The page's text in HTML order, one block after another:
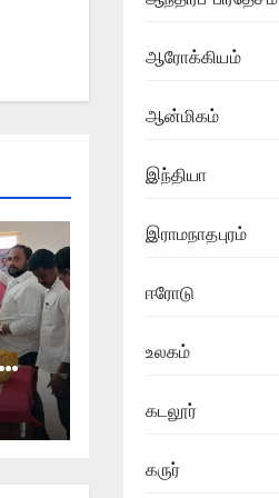
ஆரோக்கியம்
ஆன்மிகம்
இந்தியா
இராமநாதபுரம்
ஈரோடு
உலகம்
கடலூர்
கருர்